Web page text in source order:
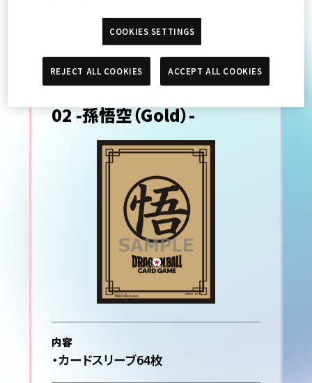
ドラゴンボールスーパーカー
ドゲーム オフィシャルカード
スリーブ Limited Edition
02 -孫悟空（Gold）-
内容
・カードスリーブ64枚
COOKIES SETTINGS
REJECT ALL COOKIES ACCEPT ALL COOKIES